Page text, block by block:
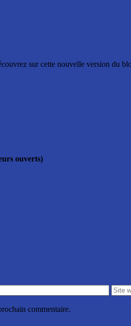
sur cette nouvelle version du
ouverts)
commentaire.